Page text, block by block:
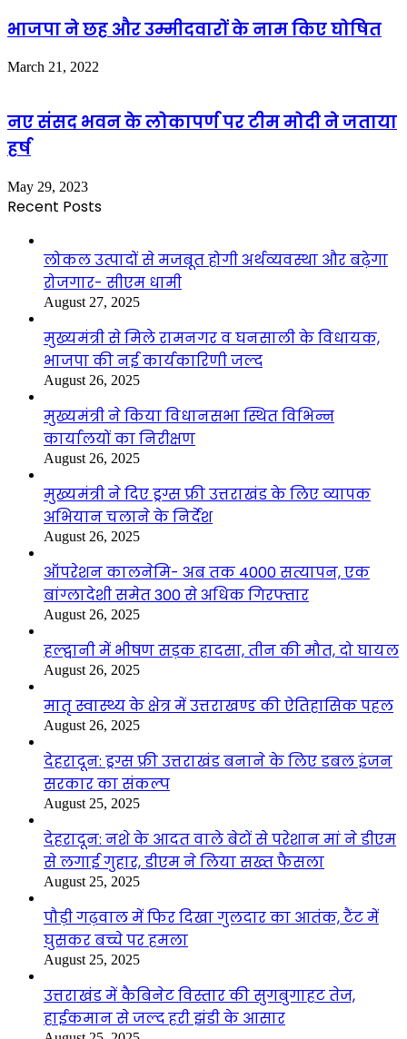
भाजपा ने छह और उम्मीदवारों के नाम किए घोषित
March 21, 2022
नए संसद भवन के लोकापर्ण पर टीम मोदी ने जताया
हर्ष
May 29, 2023
Recent Posts
लोकल उत्पादों से मजबूत होगी अर्थव्यवस्था और बढ़ेगा
रोजगार- सीएम धामी
August 27, 2025
मुख्यमंत्री से मिले रामनगर व घनसाली के विधायक,
भाजपा की नई कार्यकारिणी जल्द
August 26, 2025
मुख्यमंत्री ने किया विधानसभा स्थित विभिन्न
कार्यालयों का निरीक्षण
August 26, 2025
मुख्यमंत्री ने दिए ड्रग्स फ्री उत्तराखंड के लिए व्यापक
अभियान चलाने के निर्देश
August 26, 2025
ऑपरेशन कालनेमि- अब तक 4000 सत्यापन, एक
बांग्लादेशी समेत 300 से अधिक गिरफ्तार
August 26, 2025
हल्द्वानी में भीषण सड़क हादसा, तीन की मौत, दो घायल
August 26, 2025
मातृ स्वास्थ्य के क्षेत्र में उत्तराखण्ड की ऐतिहासिक पहल
August 26, 2025
देहरादून: ड्रग्स फ्री उत्तराखंड बनाने के लिए डबल इंजन
सरकार का संकल्प
August 25, 2025
देहरादून: नशे के आदत वाले बेटों से परेशान मां ने डीएम
से लगाई गुहार, डीएम ने लिया सख्त फैसला
August 25, 2025
पौड़ी गढ़वाल में फिर दिखा गुलदार का आतंक, टैंट में
घुसकर बच्चे पर हमला
August 25, 2025
उत्तराखंड में कैबिनेट विस्तार की सुगबुगाहट तेज,
हाईकमान से जल्द हरी झंडी के आसार